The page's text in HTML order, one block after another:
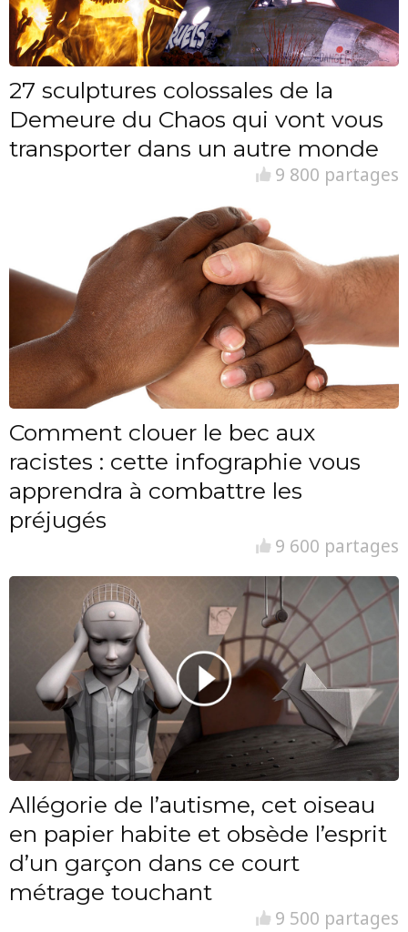
27 sculptures colossales de la
Demeure du Chaos qui vont vous
transporter dans un autre monde
9 800 partages
Comment clouer le bec aux
racistes : cette infographie vous
apprendra à combattre les
préjugés
9 600 partages
Allégorie de l’autisme, cet oiseau
en papier habite et obsède l’esprit
d’un garçon dans ce court
métrage touchant
9 500 partages